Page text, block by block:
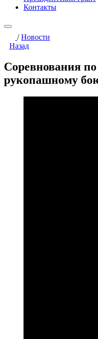
Контакты
/ Новости
Назад
Соревнования
рукопашному